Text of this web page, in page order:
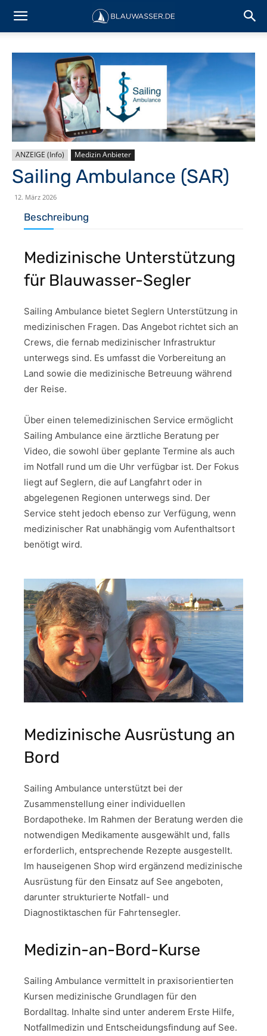
ANZEIGE (Info) Medizin Anbieter
Sailing Ambulance (SAR)
12. März 2026
Beschreibung
Medizinische Unterstützung
für Blauwasser-Segler
Sailing Ambulance bietet Seglern Unterstützung in
medizinischen Fragen. Das Angebot richtet sich an
Crews, die fernab medizinischer Infrastruktur
unterwegs sind. Es umfasst die Vorbereitung an
Land sowie die medizinische Betreuung während
der Reise.
Über einen telemedizinischen Service ermöglicht
Sailing Ambulance eine ärztliche Beratung per
Video, die sowohl über geplante Termine als auch
im Notfall rund um die Uhr verfügbar ist. Der Fokus
liegt auf Seglern, die auf Langfahrt oder in
abgelegenen Regionen unterwegs sind. Der
Service steht jedoch ebenso zur Verfügung, wenn
medizinischer Rat unabhängig vom Aufenthaltsort
benötigt wird.
Medizinische Ausrüstung an
Bord
Sailing Ambulance unterstützt bei der
Zusammenstellung einer individuellen
Bordapotheke. Im Rahmen der Beratung werden die
notwendigen Medikamente ausgewählt und, falls
erforderlich, entsprechende Rezepte ausgestellt.
Im hauseigenen Shop wird ergänzend medizinische
Ausrüstung für den Einsatz auf See angeboten,
darunter strukturierte Notfall- und
Diagnostiktaschen für Fahrtensegler.
Medizin-an-Bord-Kurse
Sailing Ambulance vermittelt in praxisorientierten
Kursen medizinische Grundlagen für den
Bordalltag. Inhalte sind unter anderem Erste Hilfe,
Notfallmedizin und Entscheidungsfindung auf See.